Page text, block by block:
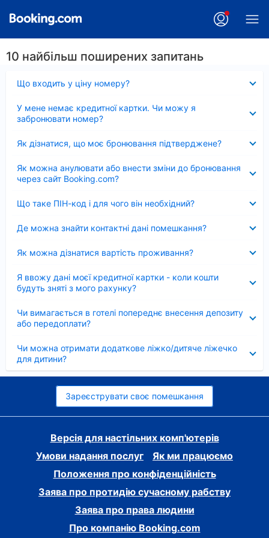
10 найбільш поширених запитань
Що входить у ціну номеру?
У мене немає кредитної картки. Чи можу я
забронювати номер?
Як дізнатися, що моє бронювання підтверджене?
Як можна анулювати або внести зміни до бронювання
через сайт Booking.com?
Що таке ПІН-код і для чого він необхідний?
Де можна знайти контактні дані помешкання?
Як можна дізнатися вартість проживання?
Я ввожу дані моєї кредитної картки - коли кошти
будуть зняті з мого рахунку?
Чи вимагається в готелі попереднє внесення депозиту
або передоплати?
Чи можна отримати додаткове ліжко/дитяче ліжечко
для дитини?
Зареєструвати своє помешкання
Версія для настільних комп'ютерів
Умови надання послуг
Як ми працюємо
Положення про конфіденційність
Заява про протидію сучасному рабству
Заява про права людини
Про компанію Booking.com